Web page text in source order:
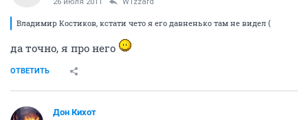
Владимир Костиков, кстати чето я его давненько там не видел (
да точно, я про него
ОТВЕТИТЬ
Дон Кихот